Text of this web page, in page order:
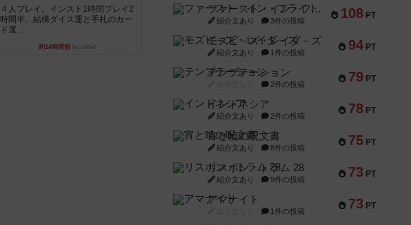
４人プレイ。インスト1時間プレイ2
時間半。結構ダイス運と手札のカー
ド運...
約14時間前 by oliber
108 PT
ファースト・イン・フライト
紹介文あり 3件の投稿
94 PT
モズビ－ズ・レイダ－ズ
紹介文あり 1件の投稿
79 PT
テンプテーション
2件の投稿
78 PT
インドネシア
紹介文あり 2件の投稿
75 PT
宵と暁の呪文書
紹介文あり 8件の投稿
73 PT
リスボン・トラム 28
紹介文あり 9件の投稿
73 PT
アマナイト
1件の投稿